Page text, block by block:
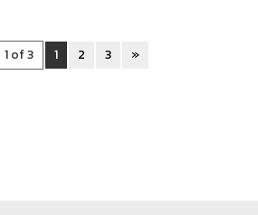
1 of 3 1 2 3 »